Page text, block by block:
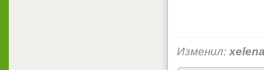
Изменил: